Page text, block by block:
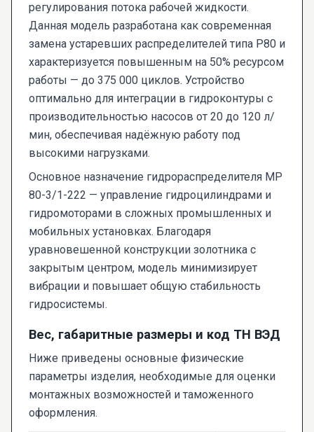
регулирования потока рабочей жидкости.
Данная модель разработана как современная
замена устаревших распределителей типа Р80 и
характеризуется повышенным на 50% ресурсом
работы — до 375 000 циклов. Устройство
оптимально для интеграции в гидроконтуры с
производительностью насосов от 20 до 120 л/
мин, обеспечивая надёжную работу под
высокими нагрузками.
Основное назначение гидрораспределителя МР
80-3/1-222 — управление гидроцилиндрами и
гидромоторами в сложных промышленных и
мобильных установках. Благодаря
уравновешенной конструкции золотника с
закрытым центром, модель минимизирует
вибрации и повышает общую стабильность
гидросистемы.
Вес, габаритные размеры и код ТН ВЭД
Ниже приведены основные физические
параметры изделия, необходимые для оценки
монтажных возможностей и таможенного
оформления.